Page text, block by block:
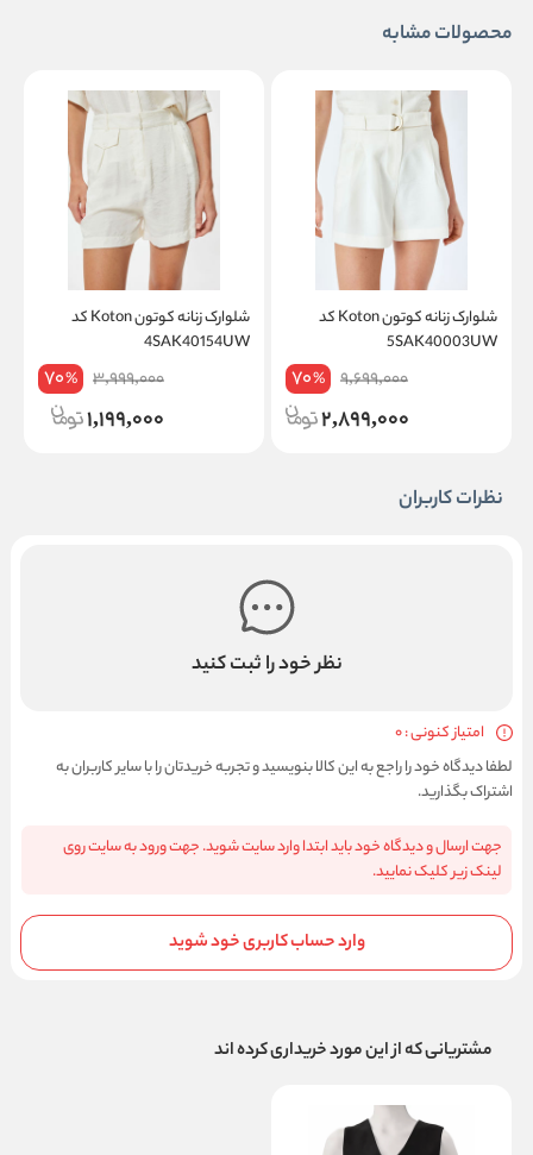
محصولات مشابه
شلوارک زنانه کوتون Koton کد
5SAK40003UW
9,699,000
70%
2,899,000
شلوارک زنانه کوتون Koton کد
4SAK40154UW
3,999,000
70%
1,199,000
نظرات کاربران
نظر خود را ثبت کنید
امتیاز کنونی : 0
لطفا دیدگاه خود را راجع به این کالا بنویسید و تجربه خریدتان را با سایر کاربران به
اشتراک بگذارید.
جهت ارسال و دیدگاه خود باید ابتدا وارد سایت شوید. جهت ورود به سایت روی
لینک زیر کلیک نمایید.
وارد حساب کاربری خود شوید
مشتریانی که از این مورد خریداری کرده اند